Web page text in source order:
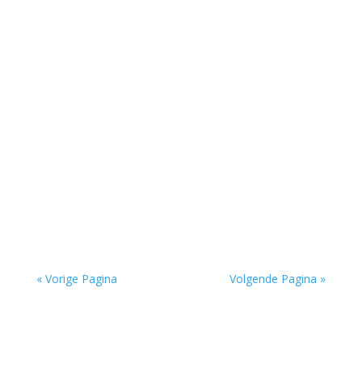
« Vorige Pagina Volgende Pagina »